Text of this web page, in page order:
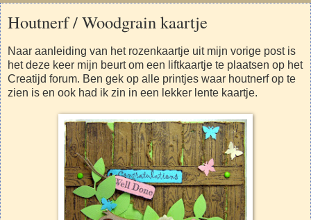
Houtnerf / Woodgrain kaartje
Naar aanleiding van het rozenkaartje uit mijn vorige post is
het deze keer mijn beurt om een liftkaartje te plaatsen op het
Creatijd forum. Ben gek op alle printjes waar houtnerf op te
zien is en ook had ik zin in een lekker lente kaartje.